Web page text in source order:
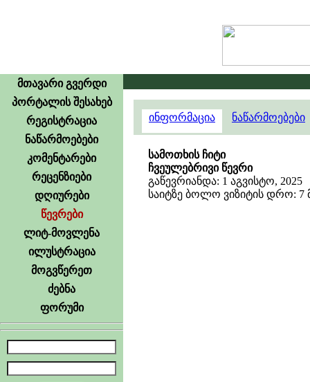
მთავარი გვერდი
პორტალის შესახებ
რეგისტრაცია
ნაწარმოებები
კომენტარები
რეცენზიები
დღიურები
წევრები
ლიტ-მოვლენა
ილუსტრაცია
მოგვწერეთ
ძებნა
ფორუმი
ინფორმაცია ნაწარმოებები
სამოთხის ჩიტი
ჩვეულებრივი წევრი
გაწევრიანდა: 1 აგვისტო, 2025
საიტზე ბოლო ვიზიტის დრო: 7